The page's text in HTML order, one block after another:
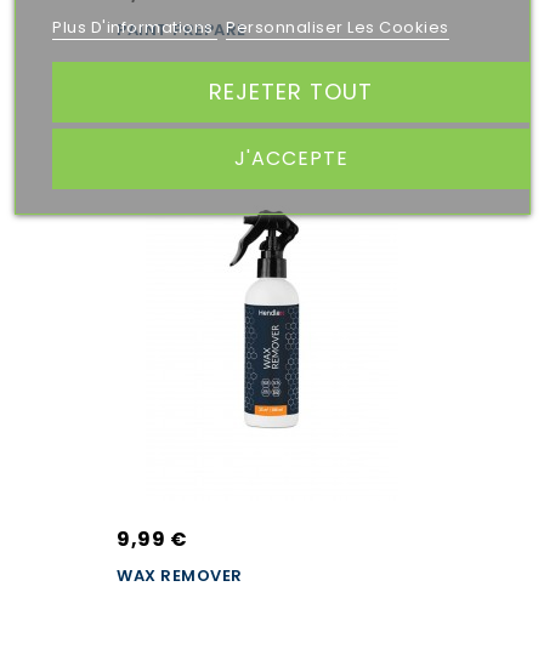
PAINT PREPARE
9,99 €
WAX REMOVER
Plus D'informations Personnaliser Les Cookies
REJETER TOUT
J'ACCEPTE